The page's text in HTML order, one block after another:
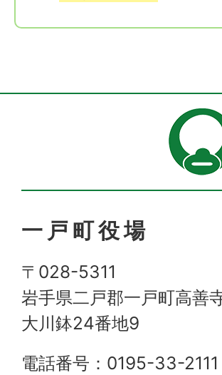
一戸町役場
〒028-5311
岩手県二戸郡一戸町高善
大川鉢24番地9
電話番号：0195-33-2111